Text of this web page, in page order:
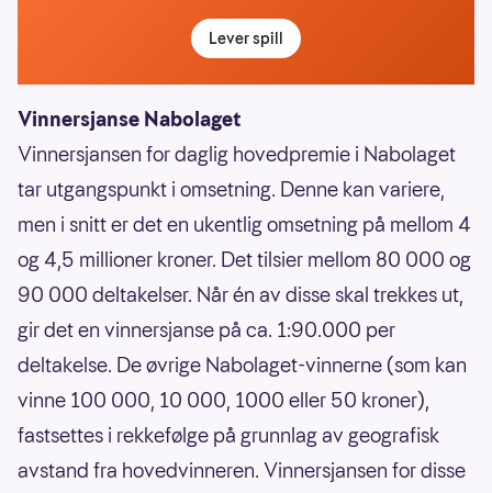
Lever spill
Vinnersjanse Nabolaget
Vinnersjansen for daglig hovedpremie i Nabolaget
tar utgangspunkt i omsetning. Denne kan variere,
men i snitt er det en ukentlig omsetning på mellom 4
og 4,5 millioner kroner. Det tilsier mellom 80 000 og
90 000 deltakelser. Når én av disse skal trekkes ut,
gir det en vinnersjanse på ca. 1:90.000 per
deltakelse. De øvrige Nabolaget-vinnerne (som kan
vinne 100 000, 10 000, 1000 eller 50 kroner),
fastsettes i rekkefølge på grunnlag av geografisk
avstand fra hovedvinneren. Vinnersjansen for disse